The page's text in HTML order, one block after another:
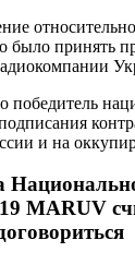
было принять
и на
MARUV